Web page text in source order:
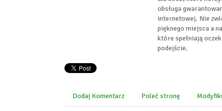
obsługa
internetowej. Nie
pięknego miejsca a
które spełniają
podejście.
Dodaj Komentarz Poleć stronę